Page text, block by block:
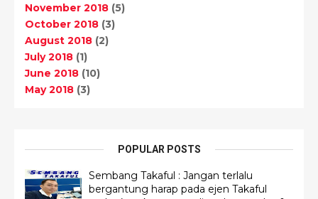
November 2018 (5)
October 2018 (3)
August 2018 (2)
July 2018 (1)
June 2018 (10)
May 2018 (3)
POPULAR POSTS
Sembang Takaful : Jangan terlalu
bergantung harap pada ejen Takaful